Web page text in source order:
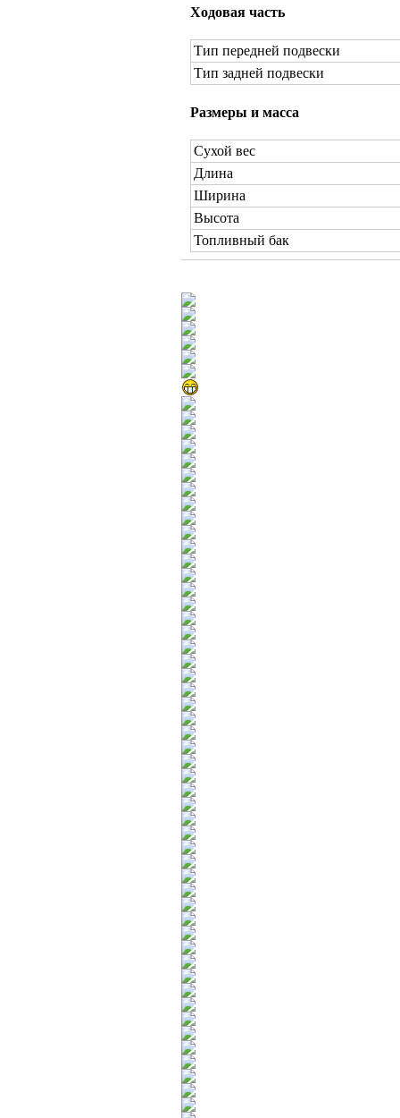
Ходовая часть
Тип передней подвески
Тип задней подвески
Размеры и масса
Сухой вес
Длина
Ширина
Высота
Топливный бак